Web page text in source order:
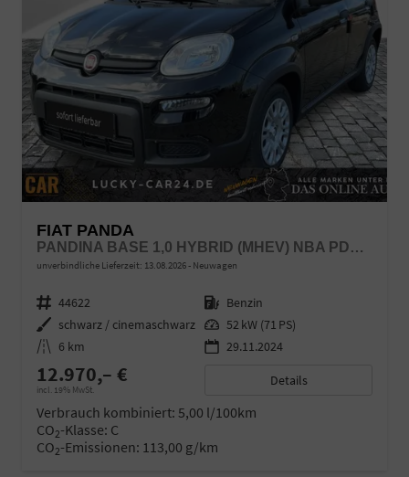
FIAT PANDA
PANDINA BASE 1,0 HYBRID (MHEV) NBA PDC SHA
unverbindliche Lieferzeit: 13.08.2026 Neuwagen
Fahrzeugnr. 44622 Kraftstoff Benzin
Außenfarbe schwarz / cinemaschwarz Leistung 52 kW (71 PS)
Kilometerstand 6 km 29.11.2024
12.970,– €
incl. 19% MwSt.
Details
Verbrauch kombiniert: 5,00 l/100km
CO2-Klasse: C
CO2-Emissionen: 113,00 g/km